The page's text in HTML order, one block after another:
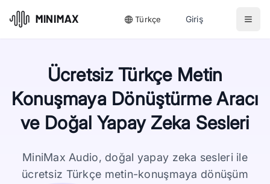
Türkçe Giriş
Ücretsiz Türkçe Metin
Konuşmaya Dönüştürme Aracı
ve Doğal Yapay Zeka Sesleri
MiniMax Audio, doğal yapay zeka sesleri ile
ücretsiz Türkçe metin-konuşmaya dönüşüm